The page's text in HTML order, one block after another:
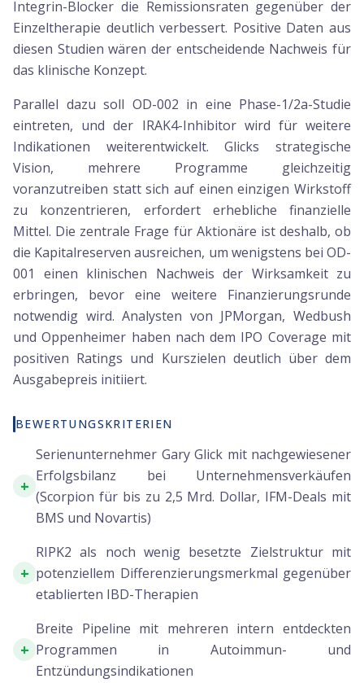
Integrin-Blocker die Remissionsraten gegenüber der
Einzeltherapie deutlich verbessert. Positive Daten aus
diesen Studien wären der entscheidende Nachweis für
das klinische Konzept.
Parallel dazu soll OD-002 in eine Phase-1/2a-Studie
eintreten, und der IRAK4-Inhibitor wird für weitere
Indikationen weiterentwickelt. Glicks strategische
Vision, mehrere Programme gleichzeitig
voranzutreiben statt sich auf einen einzigen Wirkstoff
zu konzentrieren, erfordert erhebliche finanzielle
Mittel. Die zentrale Frage für Aktionäre ist deshalb, ob
die Kapitalreserven ausreichen, um wenigstens bei OD-
001 einen klinischen Nachweis der Wirksamkeit zu
erbringen, bevor eine weitere Finanzierungsrunde
notwendig wird. Analysten von JPMorgan, Wedbush
und Oppenheimer haben nach dem IPO Coverage mit
positiven Ratings und Kurszielen deutlich über dem
Ausgabepreis initiiert.
BEWERTUNGSKRITERIEN
+
Serienunternehmer Gary Glick mit nachgewiesener
Erfolgsbilanz bei Unternehmensverkäufen
(Scorpion für bis zu 2,5 Mrd. Dollar, IFM-Deals mit
BMS und Novartis)
+
RIPK2 als noch wenig besetzte Zielstruktur mit
potenziellem Differenzierungsmerkmal gegenüber
etablierten IBD-Therapien
+
Breite Pipeline mit mehreren intern entdeckten
Programmen in Autoimmun- und
Entzündungsindikationen